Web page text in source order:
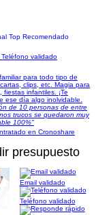
Teléfono validado
para todo tipo de
clips, etc. Magia para
infantiles. ¡Te
ese día algo inolvidable.
de 10 personas de entre
trucos se quedaron muy
100%"
en Cronoshare
presupuesto
Email validado
Teléfono validado